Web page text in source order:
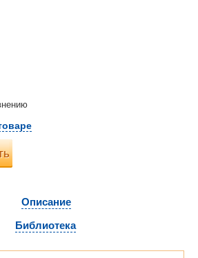
Описание
Библиотека